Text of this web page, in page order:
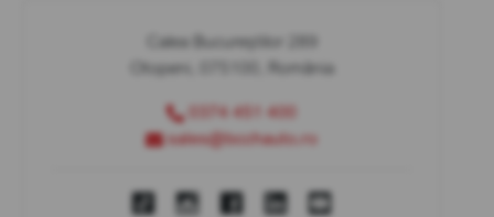
Calea Bucureștilor 289
Otopeni, 075100, România
0374 451 400
sales@bcchauto.ro